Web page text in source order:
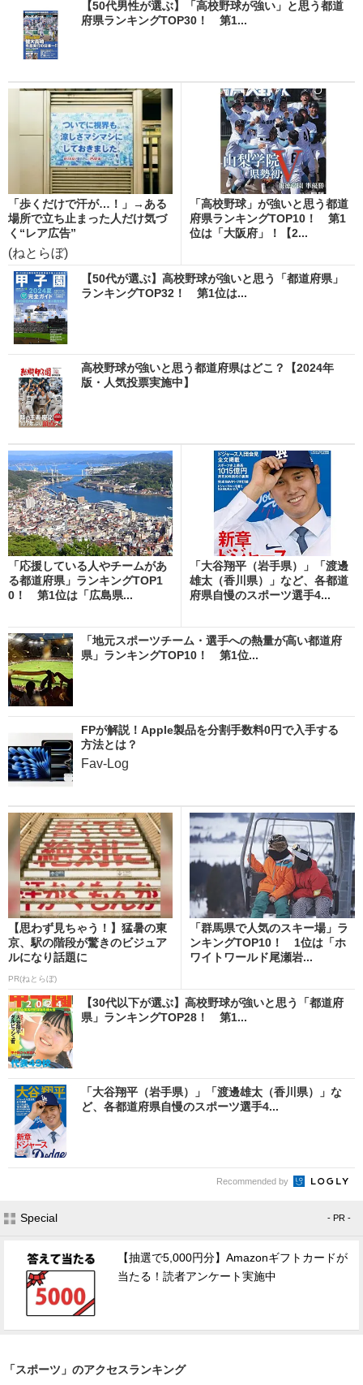
【50代男性が選ぶ】「高校野球が強い」と思う都道
府県ランキングTOP30！ 第1...
「歩くだけで汗が…！」→ある
場所で立ち止まった人だけ気づ
く“レア広告”
(ねとらぼ)
「高校野球」が強いと思う都道
府県ランキングTOP10！ 第1
位は「大阪府」！【2...
【50代が選ぶ】高校野球が強いと思う「都道府県」
ランキングTOP32！ 第1位は...
高校野球が強いと思う都道府県はどこ？【2024年
版・人気投票実施中】
「応援している人やチームがあ
る都道府県」ランキングTOP1
0！ 第1位は「広島県...
「大谷翔平（岩手県）」「渡邊
雄太（香川県）」など、各都道
府県自慢のスポーツ選手4...
「地元スポーツチーム・選手への熱量が高い都道府
県」ランキングTOP10！ 第1位...
FPが解説！Apple製品を分割手数料0円で入手する
方法とは？
Fav-Log
【思わず見ちゃう！】猛暑の東
京、駅の階段が驚きのビジュア
ルになり話題に
PR(ねとらぼ)
「群馬県で人気のスキー場」ラ
ンキングTOP10！ 1位は「ホ
ワイトワールド尾瀬岩...
【30代以下が選ぶ】高校野球が強いと思う「都道府
県」ランキングTOP28！ 第1...
「大谷翔平（岩手県）」「渡邊雄太（香川県）」な
ど、各都道府県自慢のスポーツ選手4...
Recommended by
Special - PR -
【抽選で5,000円分】Amazonギフトカードが
当たる！読者アンケート実施中
「スポーツ」のアクセスランキング